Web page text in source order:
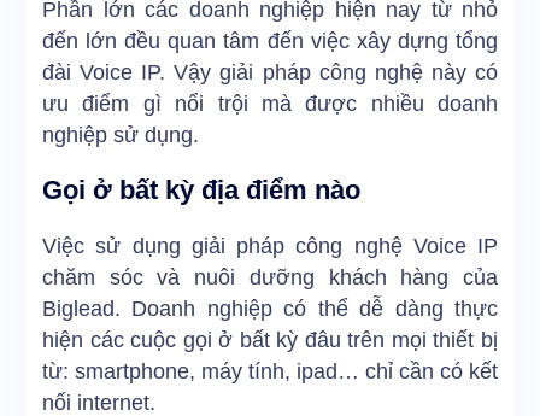
Phần lớn các doanh nghiệp hiện nay từ nhỏ
đến lớn đều quan tâm đến việc xây dựng tổng
đài Voice IP. Vậy giải pháp công nghệ này có
ưu điểm gì nổi trội mà được nhiều doanh
nghiệp sử dụng.
Gọi ở bất kỳ địa điểm nào
Việc sử dụng giải pháp công nghệ Voice IP
chăm sóc và nuôi dưỡng khách hàng của
Biglead. Doanh nghiệp có thể dễ dàng thực
hiện các cuộc gọi ở bất kỳ đâu trên mọi thiết bị
từ: smartphone, máy tính, ipad… chỉ cần có kết
nối internet.